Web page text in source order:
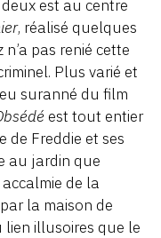
est au centre
, réalisé quelques
pas renié cette
Plus varié et
suranné du film
est tout entier
de Freddie et ses
au jardin que
de la
la maison de
lien illusoires que le